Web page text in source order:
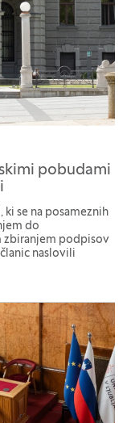
pobudami
se na posameznih
do
zbiranjem podpisov
naslovili